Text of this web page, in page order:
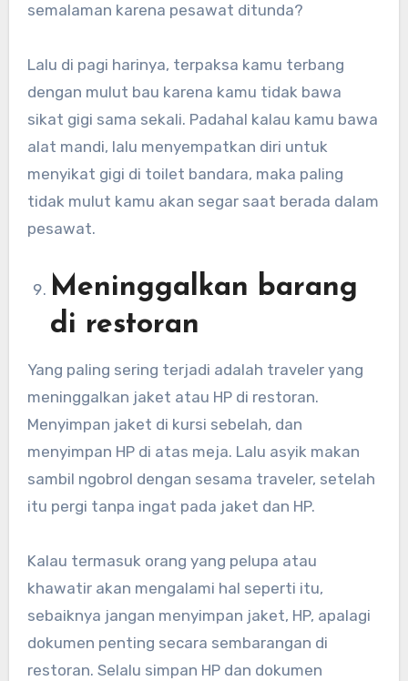
semalaman karena pesawat ditunda?
Lalu di pagi harinya, terpaksa kamu terbang
dengan mulut bau karena kamu tidak bawa
sikat gigi sama sekali. Padahal kalau kamu bawa
alat mandi, lalu menyempatkan diri untuk
menyikat gigi di toilet bandara, maka paling
tidak mulut kamu akan segar saat berada dalam
pesawat.
Meninggalkan barang
di restoran
Yang paling sering terjadi adalah traveler yang
meninggalkan jaket atau HP di restoran.
Menyimpan jaket di kursi sebelah, dan
menyimpan HP di atas meja. Lalu asyik makan
sambil ngobrol dengan sesama traveler, setelah
itu pergi tanpa ingat pada jaket dan HP.
Kalau termasuk orang yang pelupa atau
khawatir akan mengalami hal seperti itu,
sebaiknya jangan menyimpan jaket, HP, apalagi
dokumen penting secara sembarangan di
restoran. Selalu simpan HP dan dokumen